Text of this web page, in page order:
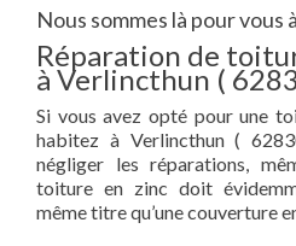
Nous sommes là pour vous
Réparation de
à Verlincthun (
Si vous avez opté pour une
habitez à Verlincthun (
négliger les réparations,
toiture en zinc doit
même titre qu’une couverture